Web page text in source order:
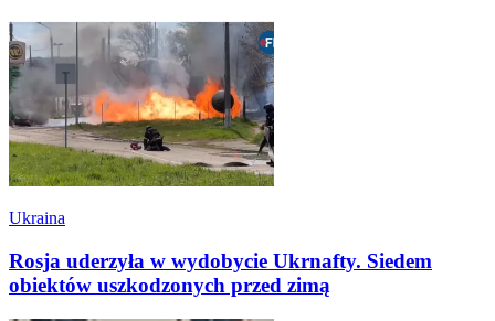
Ukraina
Rosja uderzyła w wydobycie Ukrnafty. Siedem
obiektów uszkodzonych przed zimą